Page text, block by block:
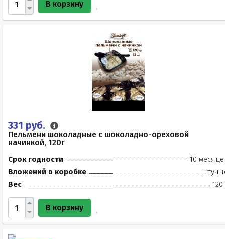
В корзину
331 руб.
Пельмени шоколадные с шоколадно-ореховой
начинкой, 120г
Срок годности
10
Вложений в коробке
Вес
120
В корзину